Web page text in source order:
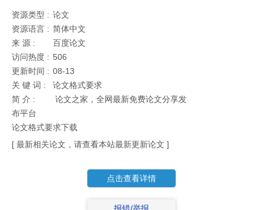
资源类型 : 论文
资源语言 : 简体中文
来 源 :
百度论文
访问热度 : 506
更新时间 : 08-13
关 键 词 :
论文格式要求
简 介 :
论文之家，全网最新免费论文分享发
布平台
论文格式要求下载
[ 最新相关论文，请查看本站最新更新论文 ]
点击查看详情